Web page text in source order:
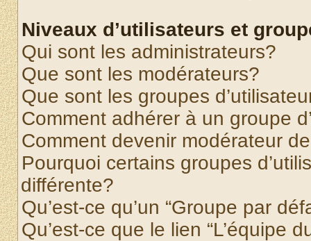
Niveaux d’utilisateurs et
Qui sont les administrateurs?
Que sont les modérateurs?
Que sont les groupes
Comment adhérer à un groupe
Comment devenir modérateur
Pourquoi certains groupes
différente?
Qu’est-ce qu’un “Groupe par
Qu’est-ce que le lien “L’équipe